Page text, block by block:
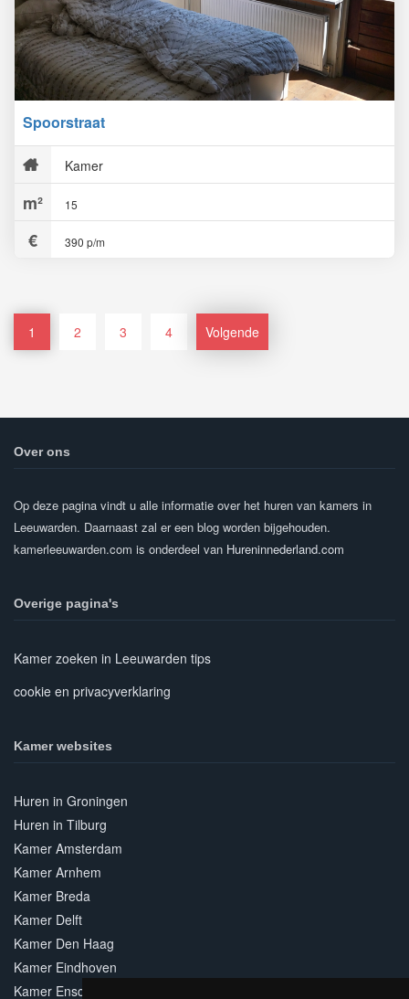
Spoorstraat
Kamer
15
390 p/m
1 2 3 4 Volgende
Over ons
Op deze pagina vindt u alle informatie over het huren van kamers in
Leeuwarden. Daarnaast zal er een blog worden bijgehouden.
kamerleeuwarden.com is onderdeel van Hureninnederland.com
Overige pagina's
Kamer zoeken in Leeuwarden tips
cookie en privacyverklaring
Kamer websites
Huren in Groningen
Huren in Tilburg
Kamer Amsterdam
Kamer Arnhem
Kamer Breda
Kamer Delft
Kamer Den Haag
Kamer Eindhoven
Kamer Enschede